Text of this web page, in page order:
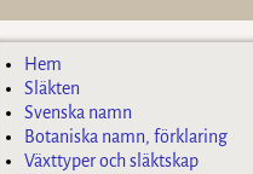
Hem
Släkten
Svenska namn
Botaniska namn, förklaring
Växttyper och släktskap